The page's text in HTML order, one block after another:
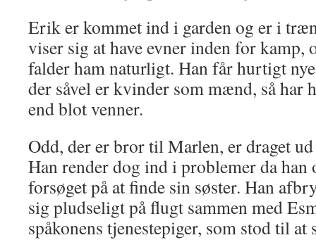
Erik er kommet ind i garden og er i
viser sig at have evner inden for
falder ham naturligt. Han får hurtigt
der såvel er kvinder som mænd, så har
end blot venner.
Odd, der er bror til Marlen, er draget
Han render dog ind i problemer da han
forsøget på at finde sin søster. Han
sig pludseligt på flugt sammen med
spåkonens tjenestepiger, som stod til at